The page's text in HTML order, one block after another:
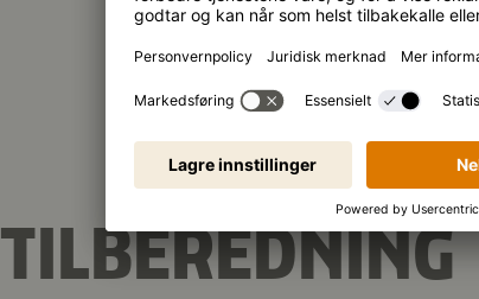
17,3 g
Fett
7,7 g
Protein
TILBEREDNING